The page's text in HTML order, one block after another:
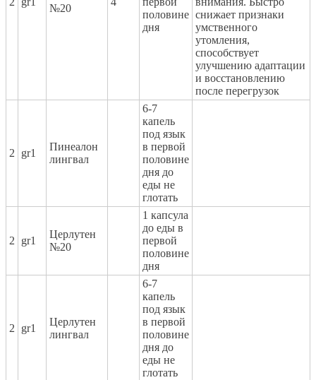
№20
половине
дня
снижает признаки
умственного
утомления,
способствует
улучшению адаптации
и восстановлению
после перегрузок
2 gr1
Пинеалон
лингвал
6-7
капель
под язык
в первой
половине
дня до
еды не
глотать
2 gr1
Церлутен
№20
1 капсула
до еды в
первой
половине
дня
2 gr1
Церлутен
лингвал
6-7
капель
под язык
в первой
половине
дня до
еды не
глотать